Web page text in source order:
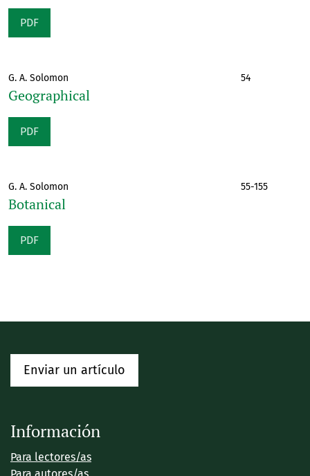
PDF
G. A. Solomon 54
Geographical
PDF
G. A. Solomon 55-155
Botanical
PDF
Enviar un artículo
Información
Para lectores/as